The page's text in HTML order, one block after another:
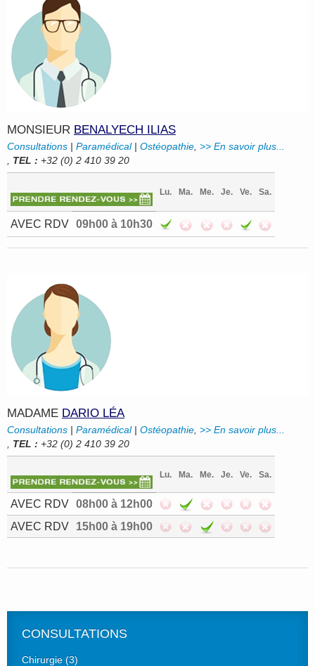
MONSIEUR BENALYECH ILIAS
Consultations | Paramédical| Ostéopathie >> En savoir plus...
TEL : +32 (0) 2 410 39 20
Lu. Ma. Me. Je. Ve. Sa.
AVEC RDV 09h00 à 10h30
MADAME DARIO LÉA
Consultations | Paramédical| Ostéopathie >> En savoir plus...
TEL : +32 (0) 2 410 39 20
Lu. Ma. Me. Je. Ve. Sa.
AVEC RDV 08h00 à 12h00
AVEC RDV
15h00 à 19h00
CONSULTATIONS
Chirurgie (3)